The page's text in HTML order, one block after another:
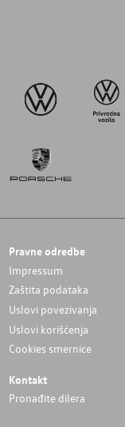
Pravne odredbe
Impressum
Zaštita podataka
Uslovi povezivanja
Uslovi korišćenja
Cookies smernice
Kontakt
Pronađite dilera